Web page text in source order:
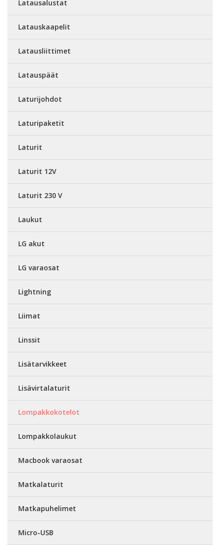
Latausalustat
Latauskaapelit
Latausliittimet
Latauspäät
Laturijohdot
Laturipaketit
Laturit
Laturit 12V
Laturit 230 V
Laukut
LG akut
LG varaosat
Lightning
Liimat
Linssit
Lisätarvikkeet
Lisävirtalaturit
Lompakkokotelot
Lompakkolaukut
Macbook varaosat
Matkalaturit
Matkapuhelimet
Micro-USB